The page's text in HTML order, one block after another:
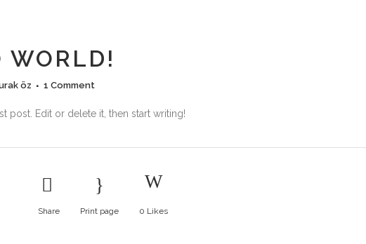
WORLD!
öz 1 Comment
post. Edit or delete it, then start writing!
Share Print page 0 Likes